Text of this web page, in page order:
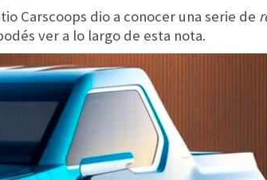
Carscoops dio a conocer una serie de
ver a lo largo de esta nota.